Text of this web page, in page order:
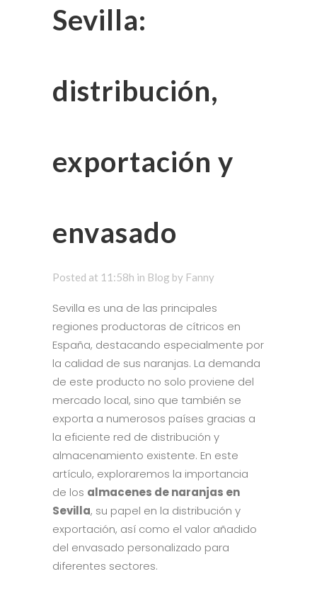
Sevilla:
distribución,
exportación y
envasado
Posted at 11:58h in Blog by Fanny
Sevilla es una de las principales
regiones productoras de cítricos en
España, destacando especialmente por
la calidad de sus naranjas. La demanda
de este producto no solo proviene del
mercado local, sino que también se
exporta a numerosos países gracias a
la eficiente red de distribución y
almacenamiento existente. En este
artículo, exploraremos la importancia
de los almacenes de naranjas en
Sevilla, su papel en la distribución y
exportación, así como el valor añadido
del envasado personalizado para
diferentes sectores.